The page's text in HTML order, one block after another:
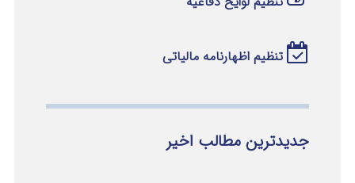
تنظیم اظهارنامه مالیاتی
جدیدترین مطالب اخیر